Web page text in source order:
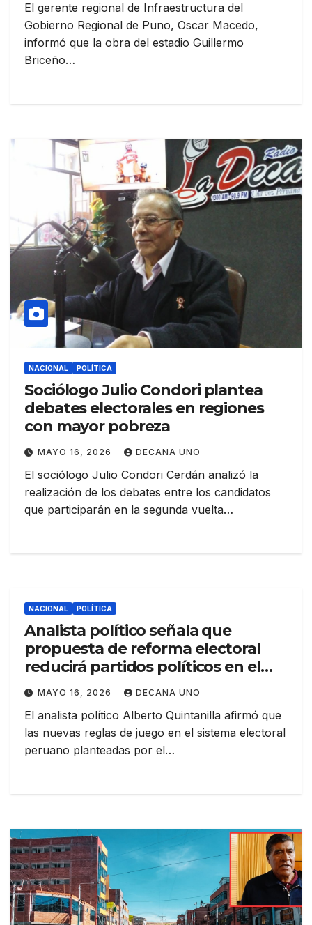
El gerente regional de Infraestructura del
Gobierno Regional de Puno, Oscar Macedo,
informó que la obra del estadio Guillermo
Briceño…
NACIONAL POLÍTICA
Sociólogo Julio Condori plantea
debates electorales en regiones
con mayor pobreza
MAYO 16, 2026 DECANA UNO
El sociólogo Julio Condori Cerdán analizó la
realización de los debates entre los candidatos
que participarán en la segunda vuelta…
NACIONAL POLÍTICA
Analista político señala que
propuesta de reforma electoral
reducirá partidos políticos en el
Perú
MAYO 16, 2026 DECANA UNO
El analista político Alberto Quintanilla afirmó que
las nuevas reglas de juego en el sistema electoral
peruano planteadas por el…